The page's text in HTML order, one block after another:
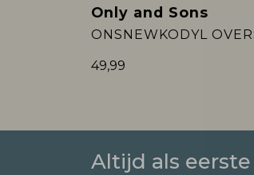
Nieuw
Only and Sons
49,99
Altijd als